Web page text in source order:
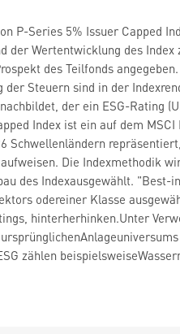
P-Series 5% Issuer Capped
der Wertentwicklung des Index
des Teilfonds
Steuern sind in der
der ein ESG-Rating
Index ist ein auf dem
Schwellenländern
Die Indexmethodik
des Indexausgewählt. "Best-
odereiner Klasse
hinterherhinken.Unter
zählen